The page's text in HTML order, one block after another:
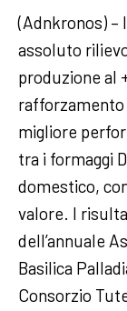
(Adnkronos) –
assoluto
produzione al
rafforzamento
migliore
tra i formaggi
domestico,
valore. I
dell’annuale
Basilica
Consorzio